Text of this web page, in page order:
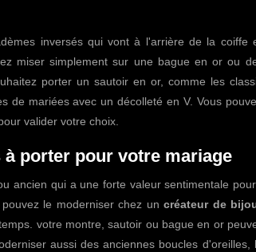
inversés qui vont à l'arrière de la coiffe
miser simplement sur une bague en or ou
porter un sautoir en or, comme les
de mariées avec un décolleté en V. Vous
valider votre choix.
porter pour votre mariage
ancien qui a une forte valeur sentimentale pour
le moderniser chez uncréateur de
votre montre, sautoir ou bague en or
aussi des anciennes boucles d'oreilles,